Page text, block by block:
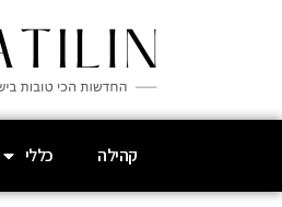
קהילה כללי